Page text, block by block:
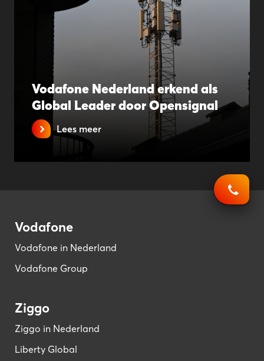
Vodafone Nederland erkend als
Global Leader door Opensignal
Lees meer
Vodafone
Vodafone in Nederland
Vodafone Group
Ziggo
Ziggo in Nederland
Liberty Global